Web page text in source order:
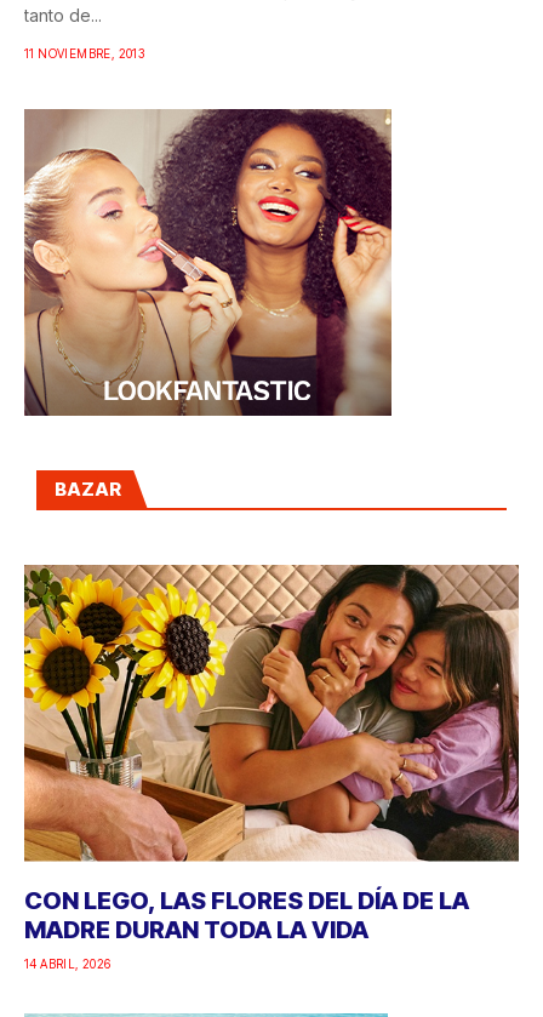
tanto de...
11 NOVIEMBRE, 2013
BAZAR
CON LEGO, LAS FLORES DEL DÍA DE LA
MADRE DURAN TODA LA VIDA
14 ABRIL, 2026